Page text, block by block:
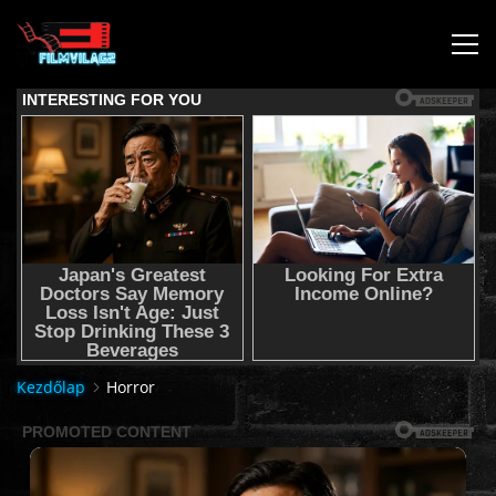
KEZDŐLAP
JOGI NYILATKOZAT,SEGÍTSÉG NYÚJTÁS,FELHASZNÁLÁSI
FELTÉTEL
AUDIO TRACK SWITCHING/HANGSÁV BEÁLLÍTÁSOK/
KÉRJÉL FILMET TŐLÜNK !
FILMEK (2026-OS)
Kezdőlap Horror